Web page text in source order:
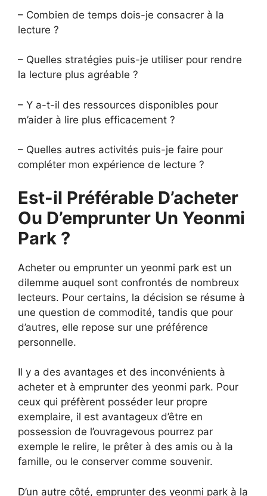
– Combien de temps dois-je consacrer à la
lecture ?
– Quelles stratégies puis-je utiliser pour rendre
la lecture plus agréable ?
– Y a-t-il des ressources disponibles pour
m’aider à lire plus efficacement ?
– Quelles autres activités puis-je faire pour
compléter mon expérience de lecture ?
Est-il Préférable D’acheter
Ou D’emprunter Un Yeonmi
Park ?
Acheter ou emprunter un yeonmi park est un
dilemme auquel sont confrontés de nombreux
lecteurs. Pour certains, la décision se résume à
une question de commodité, tandis que pour
d’autres, elle repose sur une préférence
personnelle.
Il y a des avantages et des inconvénients à
acheter et à emprunter des yeonmi park. Pour
ceux qui préfèrent posséder leur propre
exemplaire, il est avantageux d’être en
possession de l’ouvragevous pourrez par
exemple le relire, le prêter à des amis ou à la
famille, ou le conserver comme souvenir.
D’un autre côté, emprunter des yeonmi park à la